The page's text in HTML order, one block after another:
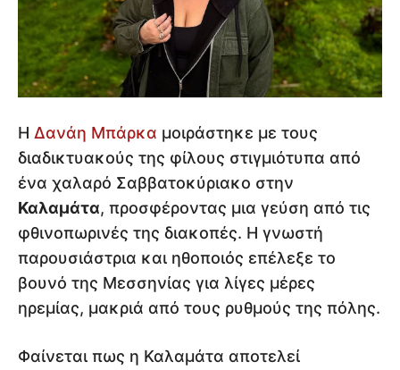
Η Δανάη Μπάρκα μοιράστηκε με τους
διαδικτυακούς της φίλους στιγμιότυπα από
ένα χαλαρό Σαββατοκύριακο στην
Καλαμάτα, προσφέροντας μια γεύση από τις
φθινοπωρινές της διακοπές. Η γνωστή
παρουσιάστρια και ηθοποιός επέλεξε το
βουνό της Μεσσηνίας για λίγες μέρες
ηρεμίας, μακριά από τους ρυθμούς της πόλης.
Φαίνεται πως η Καλαμάτα αποτελεί